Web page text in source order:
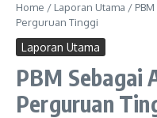
Home / Laporan Utama /
Perguruan Tinggi
Laporan Utama
PBM Sebagai
Perguruan